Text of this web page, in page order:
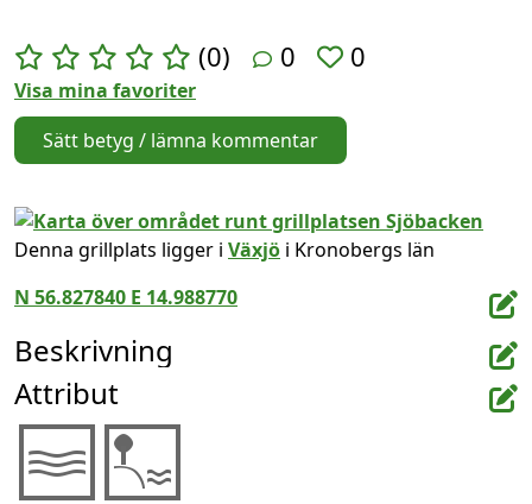
(0) 0 0
Visa mina favoriter
Sätt betyg / lämna kommentar
Denna grillplats ligger i Växjö i Kronobergs län
N 56.827840 E 14.988770
Beskrivning
Attribut